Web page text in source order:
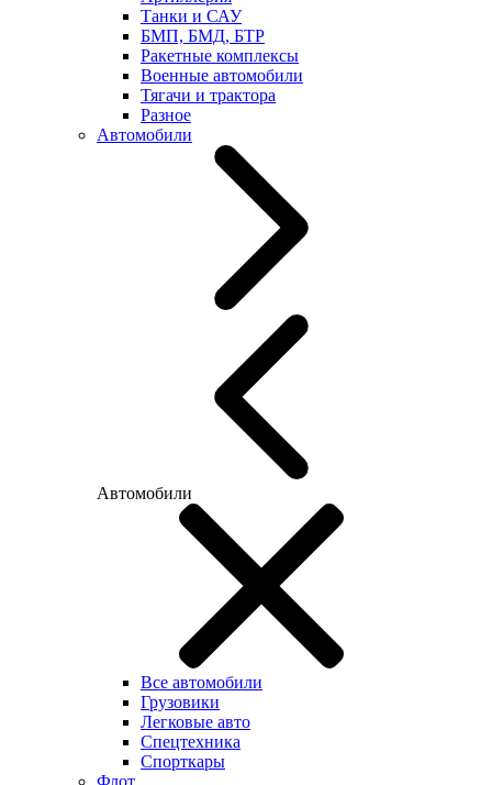
Танки и САУ
БМП, БМД, БТР
Ракетные комплексы
Военные автомобили
Тягачи и трактора
Разное
Автомобили
Автомобили
Все автомобили
Грузовики
Легковые авто
Спецтехника
Спорткары
Флот